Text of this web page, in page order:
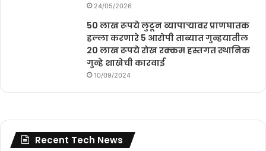
24/05/2026
50 लाख रूपये लुटून व्यापाऱ्यावर प्राणघातक
हल्ला करणारे 5 आरोपी ताब्यात गुन्हयातील
20 लाख रूपये रोख रक्कम हस्तगत स्थानिक
गुन्हे शाखेची कारवाई
10/09/2024
Recent Tech News